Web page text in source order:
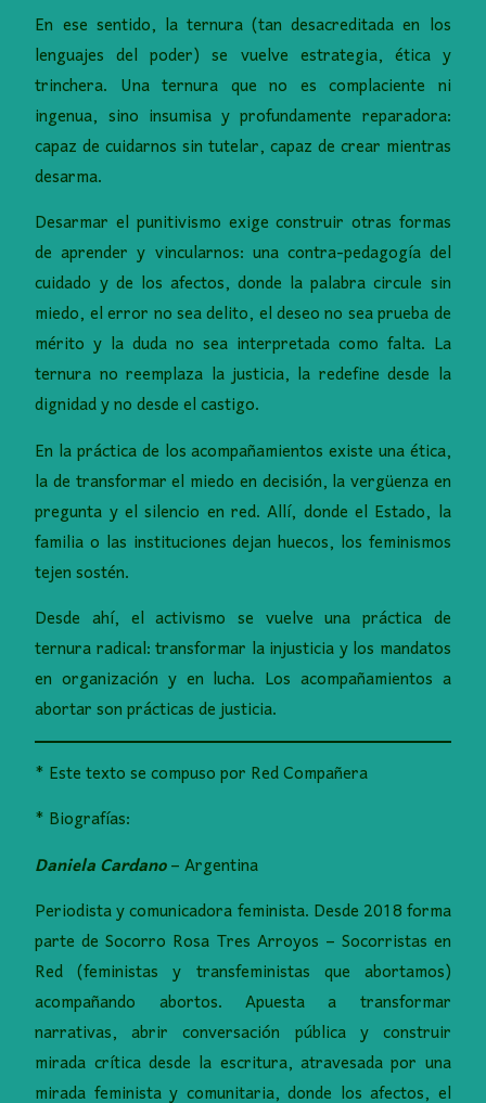
En ese sentido, la ternura (tan desacreditada en los
lenguajes del poder) se vuelve estrategia, ética y
trinchera. Una ternura que no es complaciente ni
ingenua, sino insumisa y profundamente reparadora:
capaz de cuidarnos sin tutelar, capaz de crear mientras
desarma.
Desarmar el punitivismo exige construir otras formas
de aprender y vincularnos: una contra-pedagogía del
cuidado y de los afectos, donde la palabra circule sin
miedo, el error no sea delito, el deseo no sea prueba de
mérito y la duda no sea interpretada como falta. La
ternura no reemplaza la justicia, la redefine desde la
dignidad y no desde el castigo.
En la práctica de los acompañamientos existe una ética,
la de transformar el miedo en decisión, la vergüenza en
pregunta y el silencio en red. Allí, donde el Estado, la
familia o las instituciones dejan huecos, los feminismos
tejen sostén.
Desde ahí, el activismo se vuelve una práctica de
ternura radical: transformar la injusticia y los mandatos
en organización y en lucha. Los acompañamientos a
abortar son prácticas de justicia.
* Este texto se compuso por Red Compañera
* Biografías:
Daniela Cardano– Argentina
Periodista y comunicadora feminista. Desde 2018 forma
parte de Socorro Rosa Tres Arroyos – Socorristas en
Red (feministas y transfeministas que abortamos)
acompañando abortos. Apuesta a transformar
narrativas, abrir conversación pública y construir
mirada crítica desde la escritura, atravesada por una
mirada feminista y comunitaria, donde los afectos, el